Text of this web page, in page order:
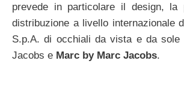
prevede in particolare il design, la
distribuzione a livello internazionale
S.p.A. di occhiali da vista e da sole
Jacobs e Marc by Marc Jacobs.